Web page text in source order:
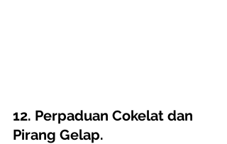
12. Perpaduan Cokelat dan
Pirang Gelap.